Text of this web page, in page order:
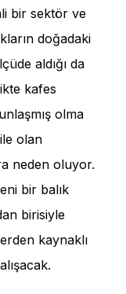
bir sektör ve
doğadaki
aldığı da
kafes
olma
olan
neden oluyor.
bir balık
birisiyle
kaynaklı